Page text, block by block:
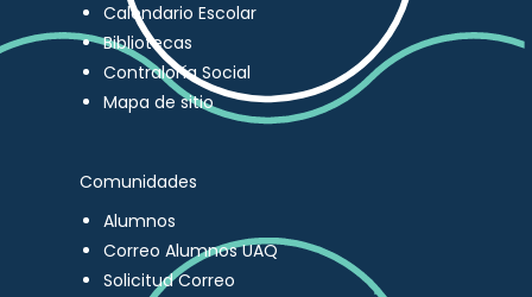
Calendario Escolar
Bibliotecas
Contraloría Social
Mapa de sitio
Comunidades
Alumnos
Correo Alumnos UAQ
Solicitud Correo